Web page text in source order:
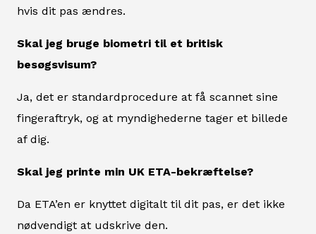
hvis dit pas ændres.
Skal jeg bruge biometri til et britisk
besøgsvisum?
Ja, det er standardprocedure at få scannet sine
fingeraftryk, og at myndighederne tager et billede
af dig.
Skal jeg printe min UK ETA-bekræftelse?
Da ETA’en er knyttet digitalt til dit pas, er det ikke
nødvendigt at udskrive den.